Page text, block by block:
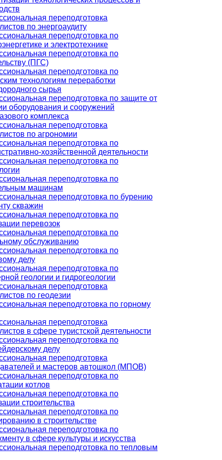
переподготовка
по энергоаудиту
переподготовка по
и электротехнике
переподготовка по
(ПГС)
переподготовка по
технологиям переработки
сырья
переподготовка по защите от
оборудования и сооружений
комплекса
переподготовка
по агрономии
переподготовка по
хозяйственной деятельности
переподготовка по
переподготовка по
машинам
переподготовка по бурению
скважин
переподготовка по
перевозок
переподготовка по
обслуживанию
переподготовка по
делу
переподготовка по
геологии и гидрогеологии
переподготовка
по геодезии
переподготовка по горному
переподготовка
в сфере туристской деятельности
переподготовка по
делу
переподготовка
и мастеров автошкол (МПОВ)
переподготовка по
котлов
переподготовка по
строительства
переподготовка по
в строительстве
переподготовка по
в сфере культуры и искусства
переподготовка по тепловым